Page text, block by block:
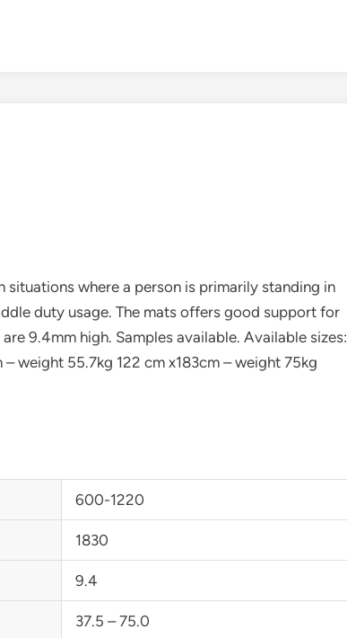
where a person is primarily standing in
duty usage. The mats offers good support for
9.4mm high. Samples available. Available sizes:
weight 55.7kg 122 cm x183cm – weight 75kg
600-1220
1830
9.4
37.5 – 75.0